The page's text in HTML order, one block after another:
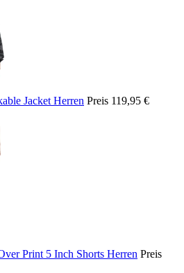
Jacket Herren Preis 119,95 €
Print 5 Inch Shorts Herren Preis